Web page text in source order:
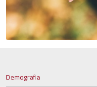
Demografia